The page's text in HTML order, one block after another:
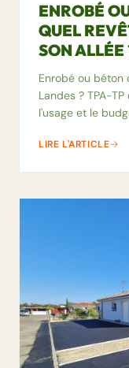
ENROBÉ
QUEL
SON ALLÉE
Enrobé ou béton
Landes ? TPA-
l'usage et le
LIRE L'ARTICLE